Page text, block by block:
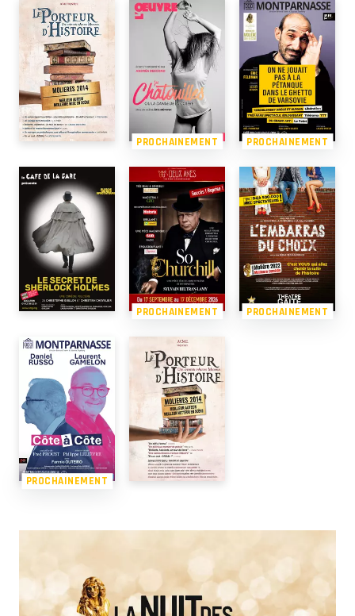
PROCHAINEMENT PROCHAINEMENT
PROCHAINEMENT PROCHAINEMENT
PROCHAINEMENT